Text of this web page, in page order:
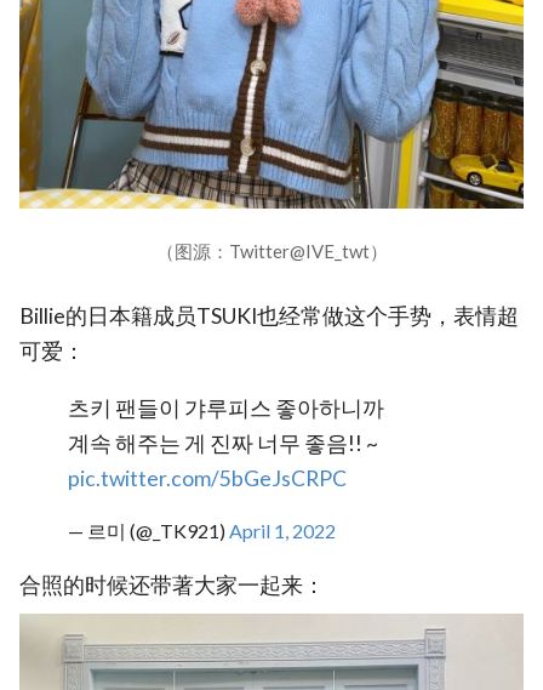
（图源：Twitter@IVE_twt）
Billie的日本籍成员TSUKI也经常做这个手势，表情超
可爱：
츠키 팬들이 갸루피스 좋아하니까
계속 해주는 게 진짜 너무 좋음!! ~
pic.twitter.com/5bGeJsCRPC
— 르미 (@_TK921)April 1, 2022
合照的时候还带著大家一起来：